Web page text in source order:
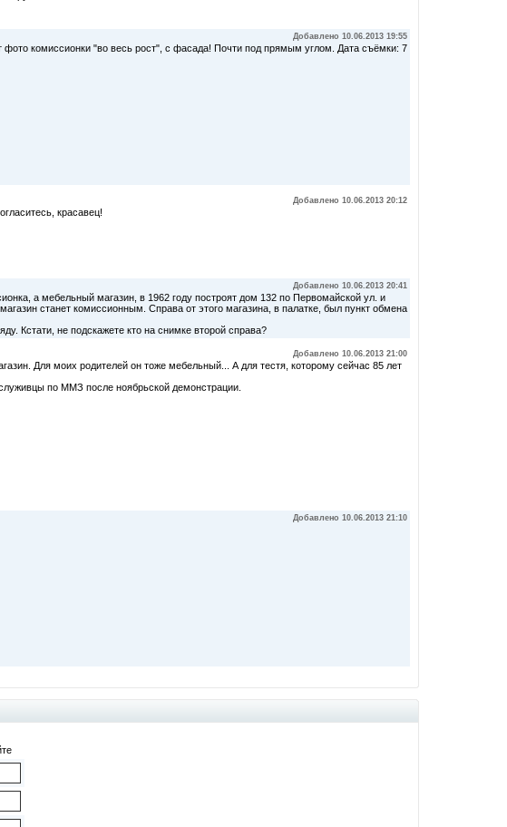
Добавлено 10.06.2013 19:55
фото комиссионки "во весь рост", с фасада! Почти под прямым углом. Дата съёмки: 7
Добавлено 10.06.2013 20:12
красавец!
Добавлено 10.06.2013 20:41
а мебельный магазин, в 1962 году построят дом 132 по Первомайской ул. и
станет комиссионным. Справа от этого магазина, в палатке, был пункт обмена
Кстати, не подскажете кто на снимке второй справа?
Добавлено 10.06.2013 21:00
Для моих родителей он тоже мебельный... А для тестя, которому сейчас 85 лет
по ММЗ после ноябрьской демонстрации.
Добавлено 10.06.2013 21:10